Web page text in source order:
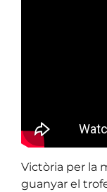
Victòria per la
guanyar el